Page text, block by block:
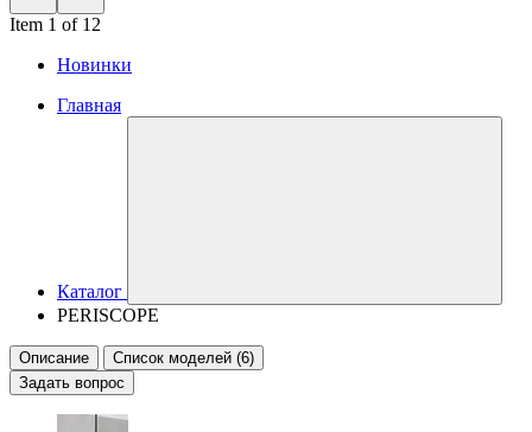
Item 1 of 12
Новинки
Главная
Каталог
PERISCOPE
Описание
Список моделей (6)
Задать вопрос